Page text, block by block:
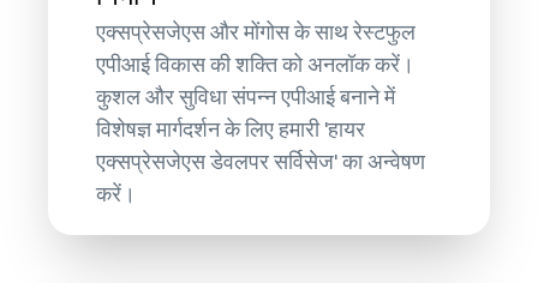
एक्सप्रेसजेएस और मोंगोस के साथ रेस्टफुल
एपीआई विकास की शक्ति को अनलॉक करें।
कुशल और सुविधा संपन्न एपीआई बनाने में
विशेषज्ञ मार्गदर्शन के लिए हमारी 'हायर
एक्सप्रेसजेएस डेवलपर सर्विसेज' का अन्वेषण
करें।